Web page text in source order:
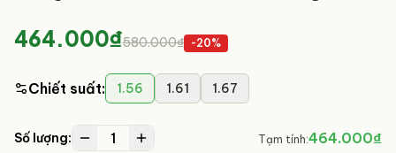
464.000₫580.000₫ -20%
Chiết suất: 1.56 1.61 1.67
Số lượng: 1 Tạm tính:464.000₫